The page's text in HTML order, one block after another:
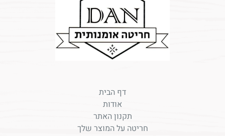
דף הבית
אודות
תקנון האתר
חריטה על המוצר שלך